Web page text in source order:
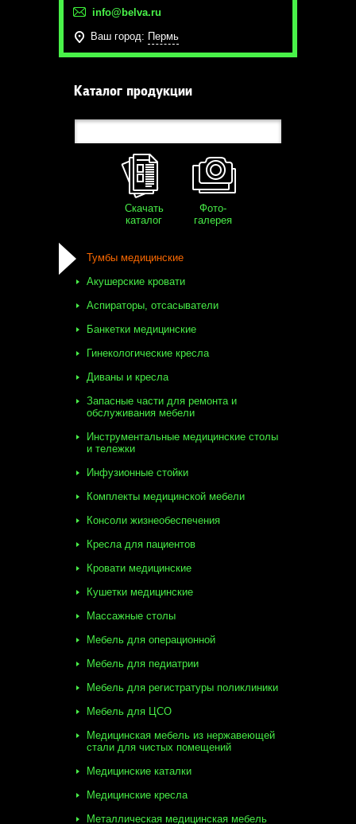
info@belva.ru
Ваш город: Пермь
Каталог продукции
Скачать
каталог
Фото-
галерея
Тумбы медицинские
Акушерские кровати
Аспираторы, отсасыватели
Банкетки медицинские
Гинекологические кресла
Диваны и кресла
Запасные части для ремонта и
обслуживания мебели
Инструментальные медицинские столы
и тележки
Инфузионные стойки
Комплекты медицинской мебели
Консоли жизнеобеспечения
Кресла для пациентов
Кровати медицинские
Кушетки медицинские
Массажные столы
Мебель для операционной
Мебель для педиатрии
Мебель для регистратуры поликлиники
Мебель для ЦСО
Медицинская мебель из нержавеющей
стали для чистых помещений
Медицинские каталки
Медицинские кресла
Металлическая медицинская мебель